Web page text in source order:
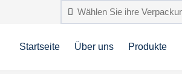
Startseite Über uns Produkte